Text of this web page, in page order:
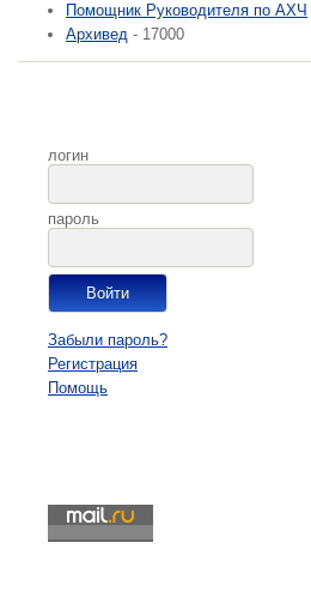
Помощник Руководителя по АХЧ
Архивед - 17000
логин
пароль
Забыли пароль?
Регистрация
Помощь